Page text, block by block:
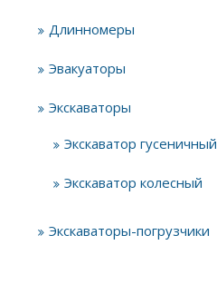
Длинномеры
Эвакуаторы
Экскаваторы
Экскаватор гусеничный
Экскаватор колесный
Экскаваторы-погрузчики